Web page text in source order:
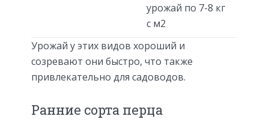
урожай по 7-8 кг
с м2
Урожай у этих видов хороший и
созревают они быстро, что также
привлекательно для садоводов.
Ранние сорта перца